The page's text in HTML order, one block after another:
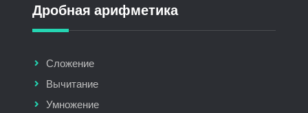
Дробная арифметика
Сложение
Вычитание
Умножение